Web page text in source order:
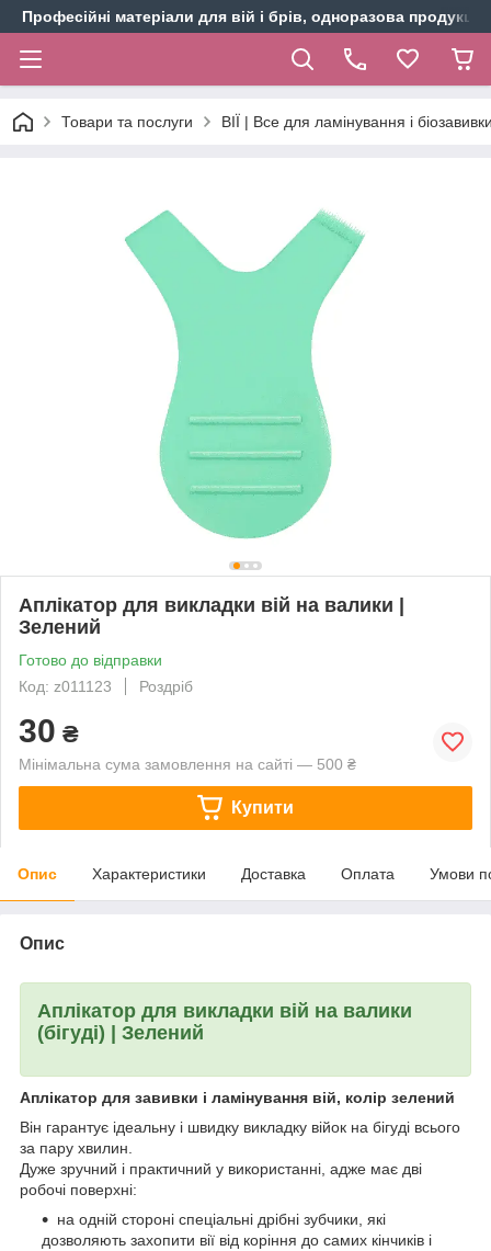
Професійні матеріали для вій і брів, одноразова продукція
Товари та послуги ВІЇ | Все для ламінування і
Аплікатор для викладки вій на валики |
Зелений
Готово до відправки
Код: z011123
Роздріб
30 ₴
Мінімальна сума замовлення на сайті — 500 ₴
Купити
Опис Характеристики Доставка Оплата Умови
Опис
Аплікатор для викладки вій на валики
(бігуді) | Зелений
Аплікатор для завивки і ламінування вій, колір зелений
Він гарантує ідеальну і швидку викладку війок на бігуді всього
за пару хвилин.
Дуже зручний і практичний у використанні, адже має дві
робочі поверхні:
на одній стороні спеціальні дрібні зубчики, які
дозволяють захопити вії від коріння до самих кінчиків і